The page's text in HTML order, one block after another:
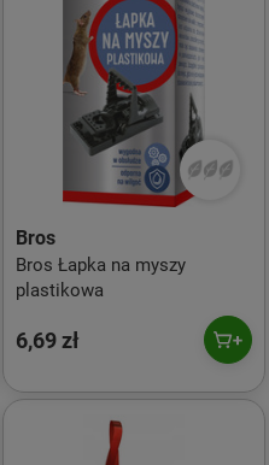
Bros
Bros Łapka na myszy
plastikowa
6,69 zł